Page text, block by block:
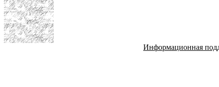
Информационная